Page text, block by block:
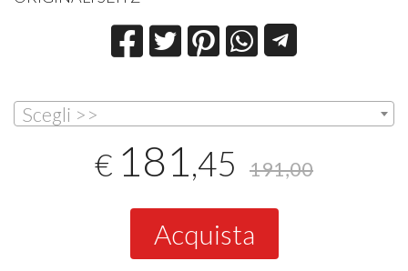
Scegli >>
€ 181,45 191,00
Acquista